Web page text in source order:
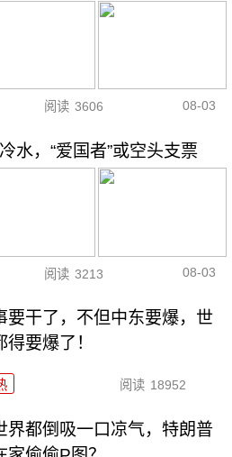
阅读 3606 08-03
水，“爱国者”或空头支票
阅读 3213 08-03
要干了，不但中东要爆，世
得要爆了！
阅读 18952
界都倒吸一口凉气，特朗普